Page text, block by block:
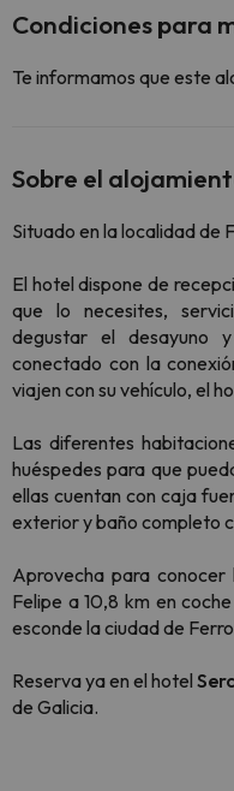
Condiciones para
Te informamos que este
Sobre el
Situado en la localidad de
El hotel dispone de
que lo necesites,
degustar el desayuno
conectado con la
viajen con su vehículo, el
Las diferentes
huéspedes para que
ellas cuentan con caja
exterior y baño completo
Aprovecha para
Felipe a 10,8 km en
esconde la ciudad de
Reserva ya en el hotel
de Galicia.